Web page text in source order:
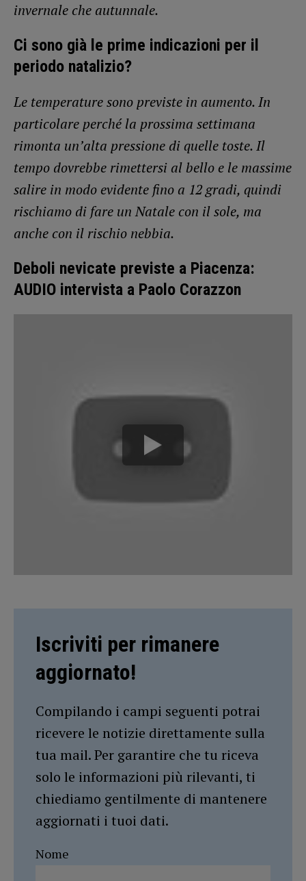
invernale che autunnale.
Ci sono già le prime indicazioni per il
periodo natalizio?
Le temperature sono previste in aumento. In
particolare perché la prossima settimana
rimonta un’alta pressione di quelle toste. Il
tempo dovrebbe rimettersi al bello e le massime
salire in modo evidente fino a 12 gradi, quindi
rischiamo di fare un Natale con il sole, ma
anche con il rischio nebbia.
Deboli nevicate previste a Piacenza:
AUDIO intervista a Paolo Corazzon
Iscriviti per rimanere
aggiornato!
Compilando i campi seguenti potrai
ricevere le notizie direttamente sulla
tua mail. Per garantire che tu riceva
solo le informazioni più rilevanti, ti
chiediamo gentilmente di mantenere
aggiornati i tuoi dati.
Nome